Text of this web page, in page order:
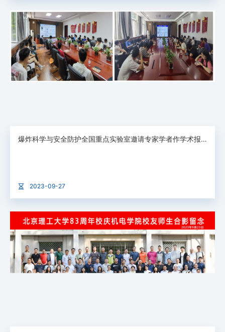
爆炸科学与安全防护全国重点实验室邀请专家学者作学术报告
2023-09-27